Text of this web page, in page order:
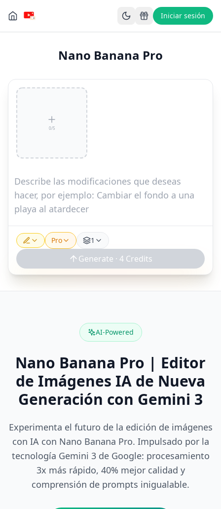
Iniciar sesión
Nano Banana Pro
0/5
Pro 1
Generate · 4 Credits
AI-Powered
Nano Banana Pro | Editor
de Imágenes IA de Nueva
Generación con Gemini 3
Experimenta el futuro de la edición de imágenes
con IA con Nano Banana Pro. Impulsado por la
tecnología Gemini 3 de Google: procesamiento
3x más rápido, 40% mejor calidad y
comprensión de prompts inigualable.